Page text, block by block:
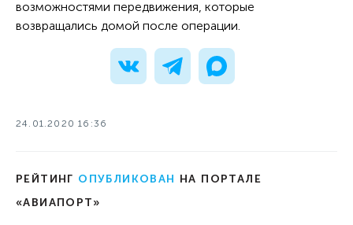
возможностями передвижения, которые
возвращались домой после операции.
24.01.2020 16:36
РЕЙТИНГ ОПУБЛИКОВАН НА ПОРТАЛЕ
«АВИАПОРТ»